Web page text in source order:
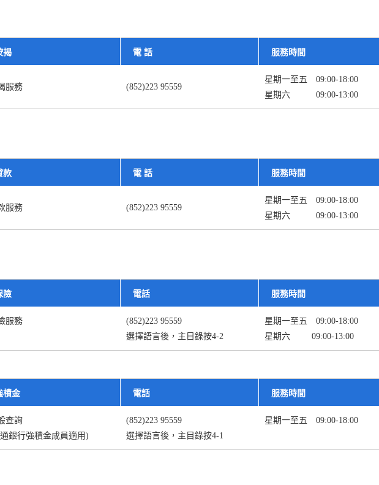
揭 電 話 服務時間
服務 (852)223 95559
星期一至五 09:00-18:00
星期六 09:00-13:00
款 電 話 服務時間
服務 (852)223 95559
星期一至五 09:00-18:00
星期六 09:00-13:00
險 電話 服務時間
服務
(852)223 95559
選擇語言後， 主目錄按4-2
星期一至五 09:00-18:00
星期六 09:00-13:00
樍金 電話 服務時間
查詢
銀行強積金成員適用)
(852)223 95559
選擇語言後，主目錄按4-1
星期一至五 09:00-18:00